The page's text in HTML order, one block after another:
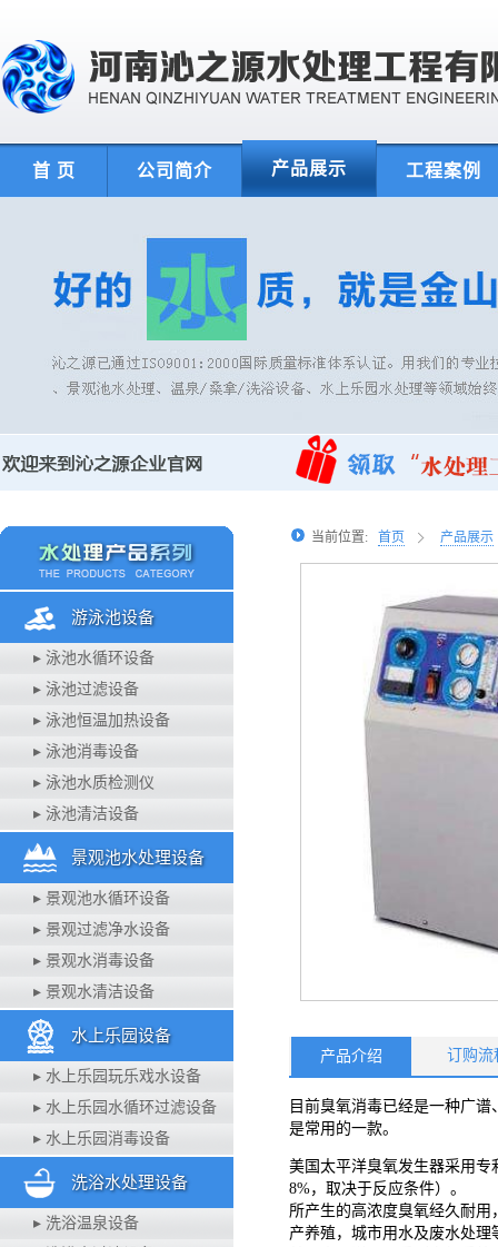
首 页 公司简介 产品展示 工程案例
游泳池设备
▸ 泳池水循环设备
▸ 泳池过滤设备
▸ 泳池恒温加热设备
▸ 泳池消毒设备
▸ 泳池水质检测仪
▸ 泳池清洁设备
景观池水处理设备
▸ 景观池水循环设备
▸ 景观过滤净水设备
▸ 景观水消毒设备
▸ 景观水清洁设备
水上乐园设备
▸ 水上乐园玩乐戏水设备
▸ 水上乐园水循环过滤设备
▸ 水上乐园消毒设备
洗浴水处理设备
▸ 洗浴温泉设备
当前位置: 首页 产品展示
产品介绍 订购流
目前臭氧消毒已经是一种广
是常用的一款。
美国太平洋臭氧发生器采用
8%，取决于反应条件）。
所产生的高浓度臭氧经久耐
产养殖，城市用水及废水处理